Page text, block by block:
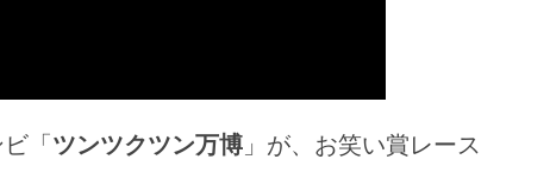
「 ツンツクツン万博 」が、お笑い賞レース